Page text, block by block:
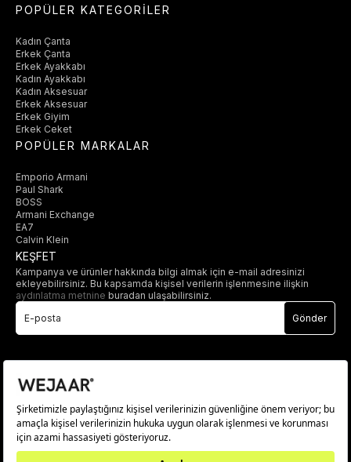
POPÜLER KATEGORİLER
Kadın Çanta
Erkek Çanta
Erkek Ayakkabı
Kadın Ayakkabı
Kadın Aksesuar
Erkek Aksesuar
Erkek Giyim
Erkek Ceket
POPÜLER MARKALAR
Emporio Armani
Paul Shark
BOSS
Armani Exchange
EA7
Calvin Klein
KEŞFET
Kampanya ve ürünler hakkında bilgi almak için e-mail adresinizi
ekleyebilirsiniz. Bu kapsamda kişisel verilerin işlenmesine ilişkin
aydınlatma metnine buradan ulaşabilirsiniz.
Gönder
© 2025 wejaar.com.tr. tüm hakları saklıdır.